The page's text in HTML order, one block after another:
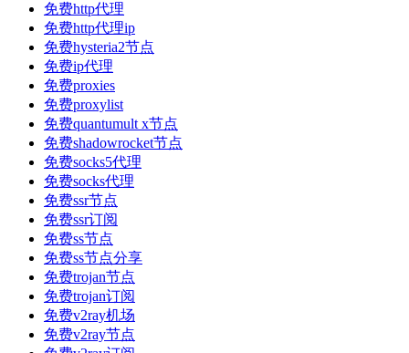
免费http代理
免费http代理ip
免费hysteria2节点
免费ip代理
免费proxies
免费proxylist
免费quantumult x节点
免费shadowrocket节点
免费socks5代理
免费socks代理
免费ssr节点
免费ssr订阅
免费ss节点
免费ss节点分享
免费trojan节点
免费trojan订阅
免费v2ray机场
免费v2ray节点